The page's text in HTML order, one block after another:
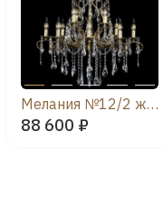
Мелания №12/2 журавлик
88 600 ₽